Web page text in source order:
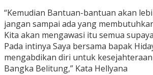
“Kemudian Bantuan-bantuan akan
jangan sampai ada yang
Kita akan mengawasi itu semua
Pada intinya Saya bersama bapak
mengabdikan diri untuk
Bangka Belitung,” Kata Hellyana